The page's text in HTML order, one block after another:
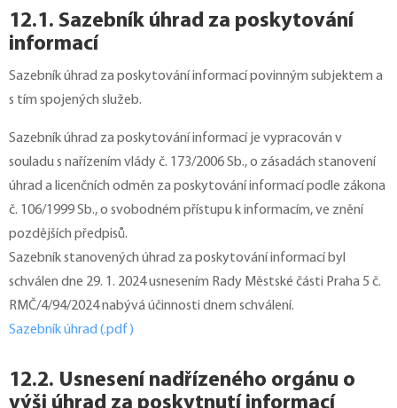
12.1. Sazebník úhrad za poskytování
informací
Sazebník úhrad za poskytování informací povinným subjektem a
s tím spojených služeb.
Sazebník úhrad za poskytování informací je vypracován v
souladu s nařízením vlády č. 173/2006 Sb., o zásadách stanovení
úhrad a licenčních odměn za poskytování informací podle zákona
č. 106/1999 Sb., o svobodném přístupu k informacím, ve znění
pozdějších předpisů.
Sazebník stanovených úhrad za poskytování informací byl
schválen dne 29. 1. 2024 usnesením Rady Městské části Praha 5 č.
RMČ/4/94/2024 nabývá účinnosti dnem schválení.
Sazebník úhrad (.pdf)
12.2. Usnesení nadřízeného orgánu o
výši úhrad za poskytnutí informací